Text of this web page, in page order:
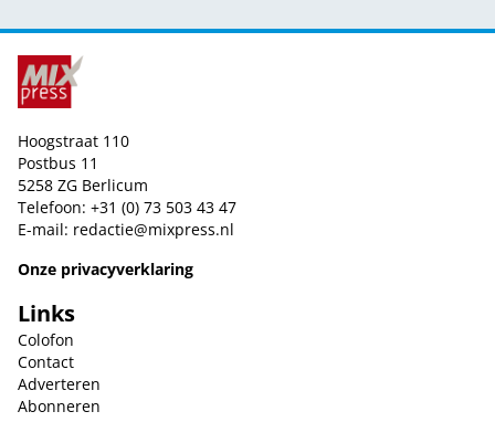
Hoogstraat 110
Postbus 11
5258 ZG Berlicum
Telefoon: +31 (0) 73 503 43 47
E-mail: redactie@mixpress.nl
Onze privacyverklaring
Links
Colofon
Contact
Adverteren
Abonneren